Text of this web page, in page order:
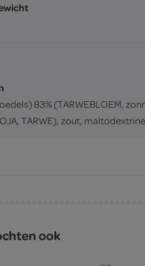
83% (TARWEBLOEM,
TARWE), zout,
ook